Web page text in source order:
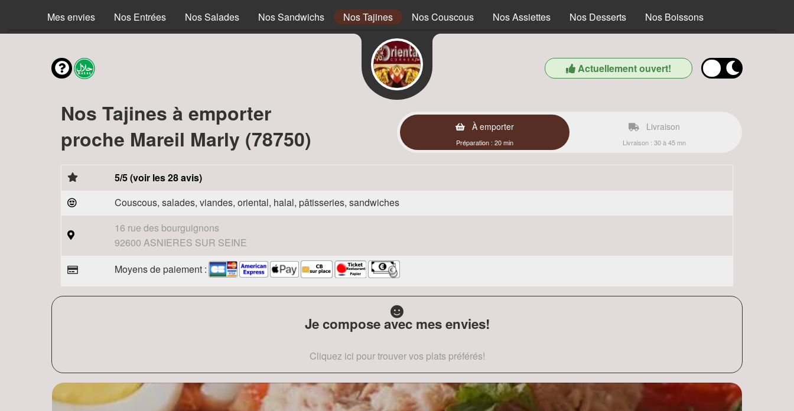
Mes envies Nos Entrées Nos Salades Nos Sandwichs Nos Tajines Nos Couscous Nos Assiettes Nos Desserts Nos Boissons
Actuellement ouvert!
Nos Tajines à emporter
proche Mareil Marly (78750)
À emporter
Préparation : 20 min
Livraison
Livraison : 30 à 45 mn
5/5 (voir les 28 avis)
Couscous, salades, viandes, oriental, halal, pâtisseries, sandwiches
16 rue des bourguignons
92600 ASNIERES SUR SEINE
Moyens de paiement :
Je compose avec mes envies!
Cliquez ici pour trouver vos plats préférés!